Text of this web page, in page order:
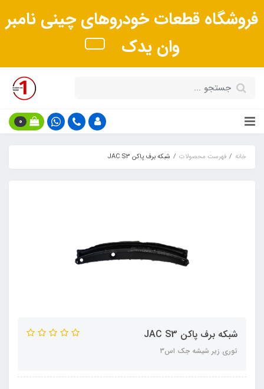
فروشگاه قطعات خودروهای چینی نامبر
وان یدک
0
خانه فهرست محصولات شبکه برف پاکن JAC S3
شبکه برف پاکن JAC S3
توری زیر شیشه جک اس۳